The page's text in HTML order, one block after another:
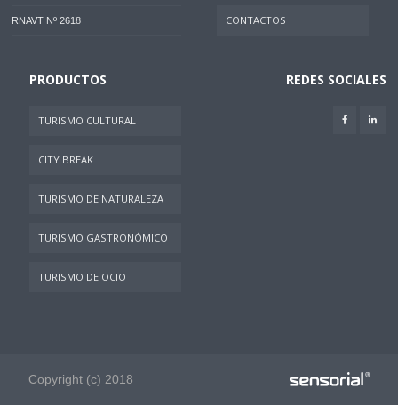
RNAVT Nº 2618 CONTACTOS
PRODUCTOS
TURISMO CULTURAL
CITY BREAK
TURISMO DE NATURALEZA
TURISMO GASTRONÓMICO
TURISMO DE OCIO
REDES SOCIALES
Copyright (c) 2018